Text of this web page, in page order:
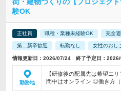
験OK
正社員 職種・業種未経験OK 完全
第二新卒歓迎 転勤なし 女性のおし
情報更新日：2026/07/24 終了予定日：
勤務地
【研修後の配属先は希望エ
間中はオンライン ◎働き方